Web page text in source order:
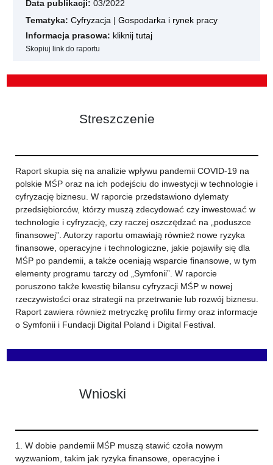
Data publikacji: 03/2022
Tematyka: Cyfryzacja | Gospodarka i rynek pracy
Informacja prasowa: kliknij tutaj
Skopiuj link do raportu
Streszczenie
Raport skupia się na analizie wpływu pandemii COVID-19 na
polskie MŚP oraz na ich podejściu do inwestycji w technologie i
cyfryzację biznesu. W raporcie przedstawiono dylematy
przedsiębiorców, którzy muszą zdecydować czy inwestować w
technologie i cyfryzację, czy raczej oszczędzać na „poduszce
finansowej”. Autorzy raportu omawiają również nowe ryzyka
finansowe, operacyjne i technologiczne, jakie pojawiły się dla
MŚP po pandemii, a także oceniają wsparcie finansowe, w tym
elementy programu tarczy od „Symfonii”. W raporcie
poruszono także kwestię bilansu cyfryzacji MŚP w nowej
rzeczywistości oraz strategii na przetrwanie lub rozwój biznesu.
Raport zawiera również metryczkę profilu firmy oraz informacje
o Symfonii i Fundacji Digital Poland i Digital Festival.
Wnioski
1. W dobie pandemii MŚP muszą stawić czoła nowym
wyzwaniom, takim jak ryzyka finansowe, operacyjne i